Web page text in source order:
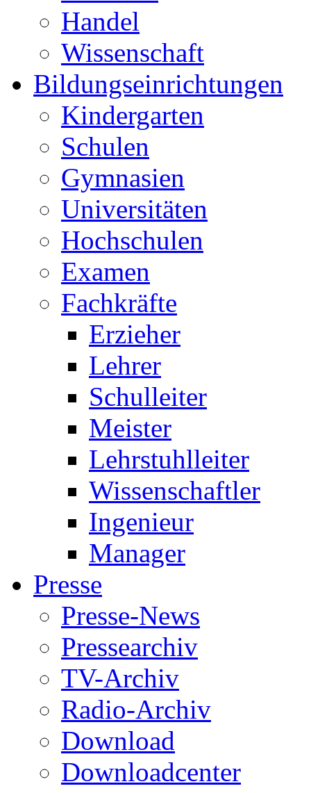
Handel
Wissenschaft
Bildungseinrichtungen
Kindergarten
Schulen
Gymnasien
Universitäten
Hochschulen
Examen
Fachkräfte
Erzieher
Lehrer
Schulleiter
Meister
Lehrstuhlleiter
Wissenschaftler
Ingenieur
Manager
Presse
Presse-News
Pressearchiv
TV-Archiv
Radio-Archiv
Download
Downloadcenter